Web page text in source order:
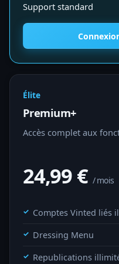
Support standard
Élite
Premium+
Accès complet aux
24,99€/ mois
Comptes Vinted liés
Dressing Menu
Republications